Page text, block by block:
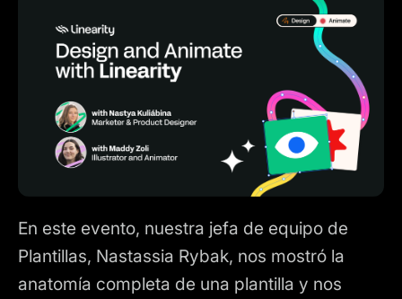
En este evento, nuestra jefa de equipo de
Plantillas, Nastassia Rybak, nos mostró la
anatomía completa de una plantilla y nos